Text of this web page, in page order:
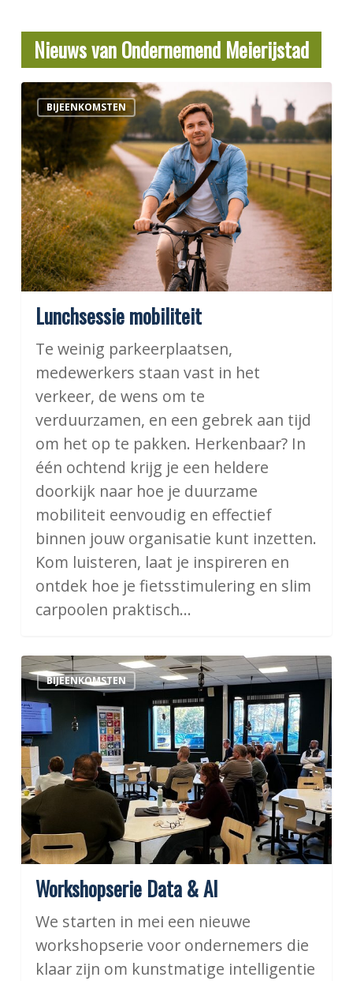
Nieuws van Ondernemend Meierijstad
Lunchsessie
mobiliteit
BIJEENKOMSTEN
Lunchsessie mobiliteit
Te weinig parkeerplaatsen,
medewerkers staan vast in het
verkeer, de wens om te
verduurzamen, en een gebrek aan tijd
om het op te pakken. Herkenbaar? In
één ochtend krijg je een heldere
doorkijk naar hoe je duurzame
mobiliteit eenvoudig en effectief
binnen jouw organisatie kunt inzetten.
Kom luisteren, laat je inspireren en
ontdek hoe je fietsstimulering en slim
carpoolen praktisch…
Workshopserie
Data
&
AI
BIJEENKOMSTEN
Workshopserie Data & AI
We starten in mei een nieuwe
workshopserie voor ondernemers die
klaar zijn om kunstmatige intelligentie